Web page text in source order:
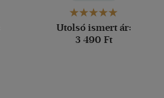
Utolsó ismert ár:
3 490 Ft